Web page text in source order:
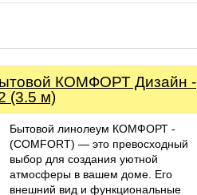
КОМФОРТ Дизайн -
(3.5 м)
Бытовой линолеум КОМФОРТ -
(СOMFORT) — это превосходный
выбор для создания уютной
атмосферы в вашем доме. Его
внешний вид и функциональные